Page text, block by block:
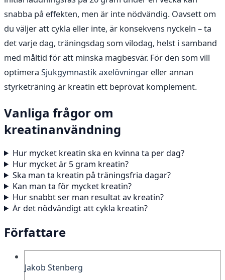
snabba på effekten, men är inte nödvändig. Oavsett om
du väljer att cykla eller inte, är konsekvens nyckeln – ta
det varje dag, träningsdag som vilodag, helst i samband
med måltid för att minska magbesvär. För den som vill
optimera Sjukgymnastik axelövningar eller annan
styrketräning är kreatin ett beprövat komplement.
Vanliga frågor om
kreatinanvändning
Hur mycket kreatin ska en kvinna ta per dag?
Hur mycket är 5 gram kreatin?
Ska man ta kreatin på träningsfria dagar?
Kan man ta för mycket kreatin?
Hur snabbt ser man resultat av kreatin?
Är det nödvändigt att cykla kreatin?
Författare
Jakob Stenberg